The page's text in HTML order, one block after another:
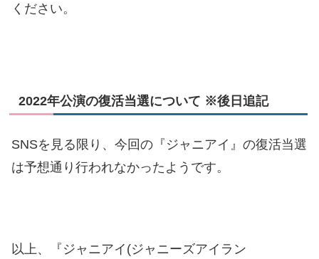
ください。
2022年公演の復活当選について ※後日追記
SNSを見る限り、今回の『ジャニアイ』の復活当選
は予想通り行われなかったようです。
以上、『ジャニアイ(ジャニーズアイラン